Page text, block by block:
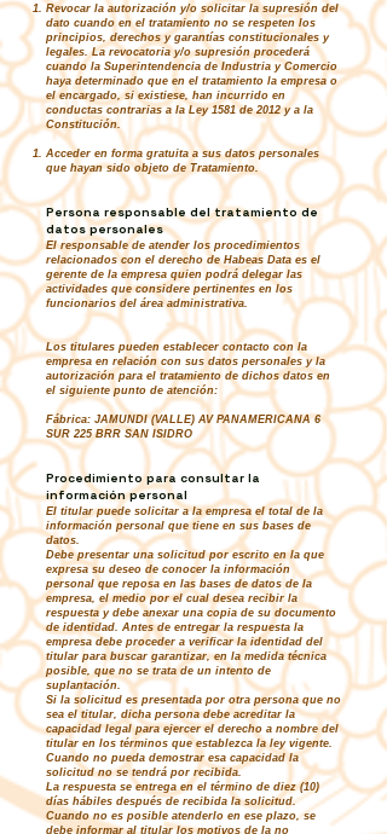
Revocar la autorización y/o solicitar la supresión del
dato cuando en el tratamiento no se respeten los
principios, derechos y garantías constitucionales y
legales. La revocatoria y/o supresión procederá
cuando la Superintendencia de Industria y Comercio
haya determinado que en el tratamiento la empresa o
el encargado, si existiese, han incurrido en
conductas contrarias a la Ley 1581 de 2012 y a la
Constitución.
Acceder en forma gratuita a sus datos personales
que hayan sido objeto de Tratamiento.
Persona responsable del tratamiento de
datos personales
El responsable de atender los procedimientos
relacionados con el derecho de Habeas Data es el
gerente de la empresa quien podrá delegar las
actividades que considere pertinentes en los
funcionarios del área administrativa.
Los titulares pueden establecer contacto con la
empresa en relación con sus datos personales y la
autorización para el tratamiento de dichos datos en
el siguiente punto de atención:
Fábrica: JAMUNDI (VALLE) AV PANAMERICANA 6
SUR 225 BRR SAN ISIDRO
Procedimiento para consultar la
información personal
El titular puede solicitar a la empresa el total de la
información personal que tiene en sus bases de
datos.
Debe presentar una solicitud por escrito en la que
expresa su deseo de conocer la información
personal que reposa en las bases de datos de la
empresa, el medio por el cual desea recibir la
respuesta y debe anexar una copia de su documento
de identidad. Antes de entregar la respuesta la
empresa debe proceder a verificar la identidad del
titular para buscar garantizar, en la medida técnica
posible, que no se trata de un intento de
suplantación.
Si la solicitud es presentada por otra persona que no
sea el titular, dicha persona debe acreditar la
capacidad legal para ejercer el derecho a nombre del
titular en los términos que establezca la ley vigente.
Cuando no pueda demostrar esa capacidad la
solicitud no se tendrá por recibida.
La respuesta se entrega en el término de diez (10)
días hábiles después de recibida la solicitud.
Cuando no es posible atenderlo en ese plazo, se
debe informar al titular los motivos de la no